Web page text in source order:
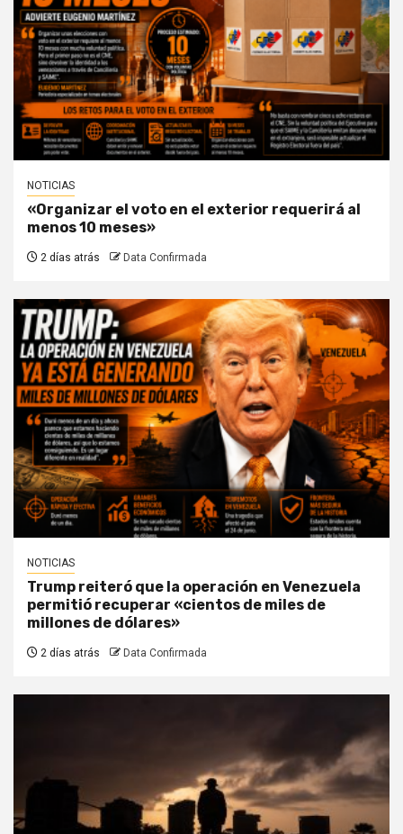
NOTICIAS
«Organizar el voto en el exterior requerirá al
menos 10 meses»
2 días atrás Data Confirmada
NOTICIAS
Trump reiteró que la operación en Venezuela
permitió recuperar «cientos de miles de
millones de dólares»
2 días atrás Data Confirmada